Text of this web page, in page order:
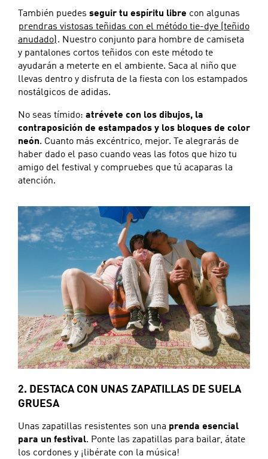
También puedes seguir tu espíritu libre con algunas
prendras vistosas teñidas con el métódo tie-dye (teñido
anudado). Nuestro conjunto para hombre de camiseta
y pantalones cortos teñidos con este método te
ayudarán a meterte en el ambiente. Saca al niño que
llevas dentro y disfruta de la fiesta con los estampados
nostálgicos de adidas.
No seas tímido: atrévete con los dibujos, la
contraposición de estampados y los bloques de color
neón. Cuanto más excéntrico, mejor. Te alegrarás de
haber dado el paso cuando veas las fotos que hizo tu
amigo del festival y compruebes que tú acaparas la
atención.
2. DESTACA CON UNAS ZAPATILLAS DE SUELA
GRUESA
Unas zapatillas resistentes son una prenda esencial
para un festival. Ponte las zapatillas para bailar, átate
los cordones y ¡libérate con la música!